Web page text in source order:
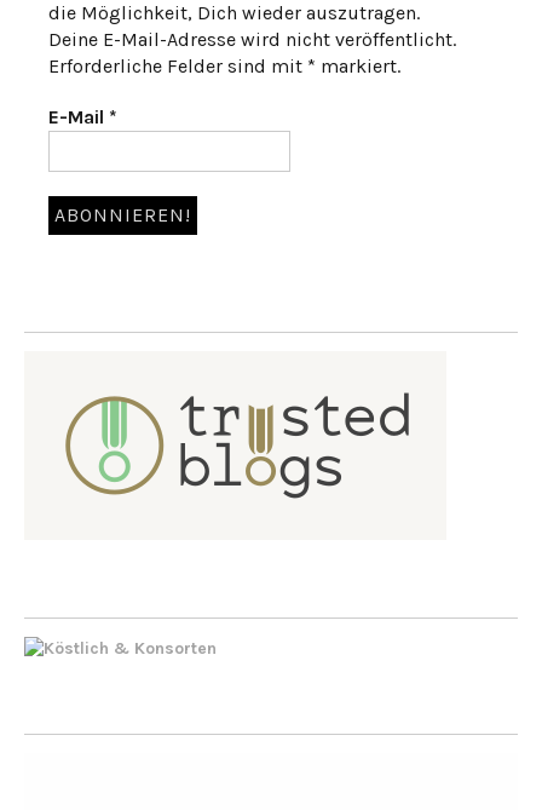
die Möglichkeit, Dich wieder auszutragen.
Deine E-Mail-Adresse wird nicht veröffentlicht.
Erforderliche Felder sind mit * markiert.
E-Mail *